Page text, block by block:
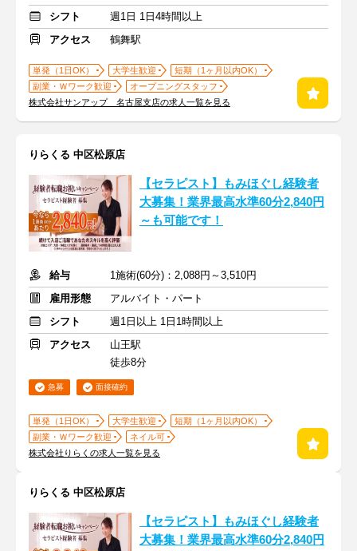
シフト
週1日 1日4時間以上
アクセス
鶴舞駅
単発（1日OK） 大学生歓迎
短期（1ヶ月以内OK）
副業・Ｗワーク歓迎
オープニングスタッフ
株式会社サンアップ 名古屋支店の求人一覧を見る
りらくる 中区松原店
【セラピスト】もみほぐし経験者
大募集！業界最高水準60分2,840円
～も可能です！
給与
1施術(60分)：2,088円～3,510円
雇用形態
アルバイト・パート
シフト
週1日以上 1日1時間以上
アクセス
山王駅
徒歩8分
急募 面接確約
単発（1日OK） 大学生歓迎
短期（1ヶ月以内OK）
副業・Ｗワーク歓迎
ネイル可
株式会社りらくの求人一覧を見る
りらくる 中区松原店
【セラピスト】もみほぐし経験者
大募集！業界最高水準60分2,840円